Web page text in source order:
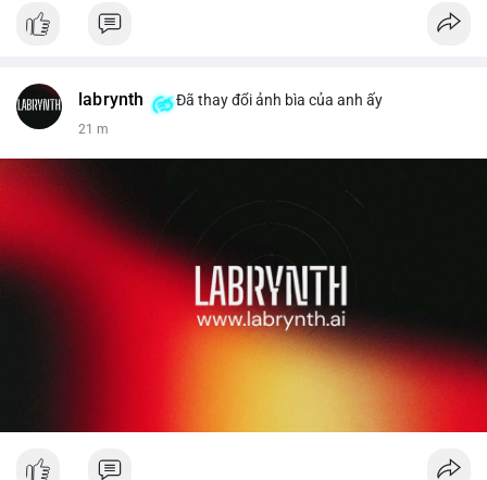
✅ Phản hồi trong 24 giờ
✅ Email: localpvashop@gmail.com
labrynth Đã thay đổi ảnh bìa của anh ấy
21 m